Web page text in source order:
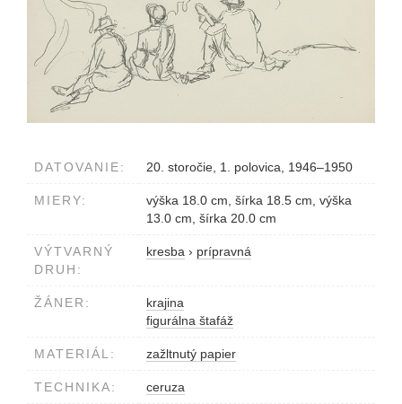
DATOVANIE: 20. storočie, 1. polovica, 1946–1950
MIERY:
výška 18.0 cm, šírka 18.5 cm, výška
13.0 cm, šírka 20.0 cm
VÝTVARNÝ
DRUH:
kresba › prípravná
ŽÁNER:
krajina
figurálna štafáž
MATERIÁL: zažltnutý papier
TECHNIKA: ceruza